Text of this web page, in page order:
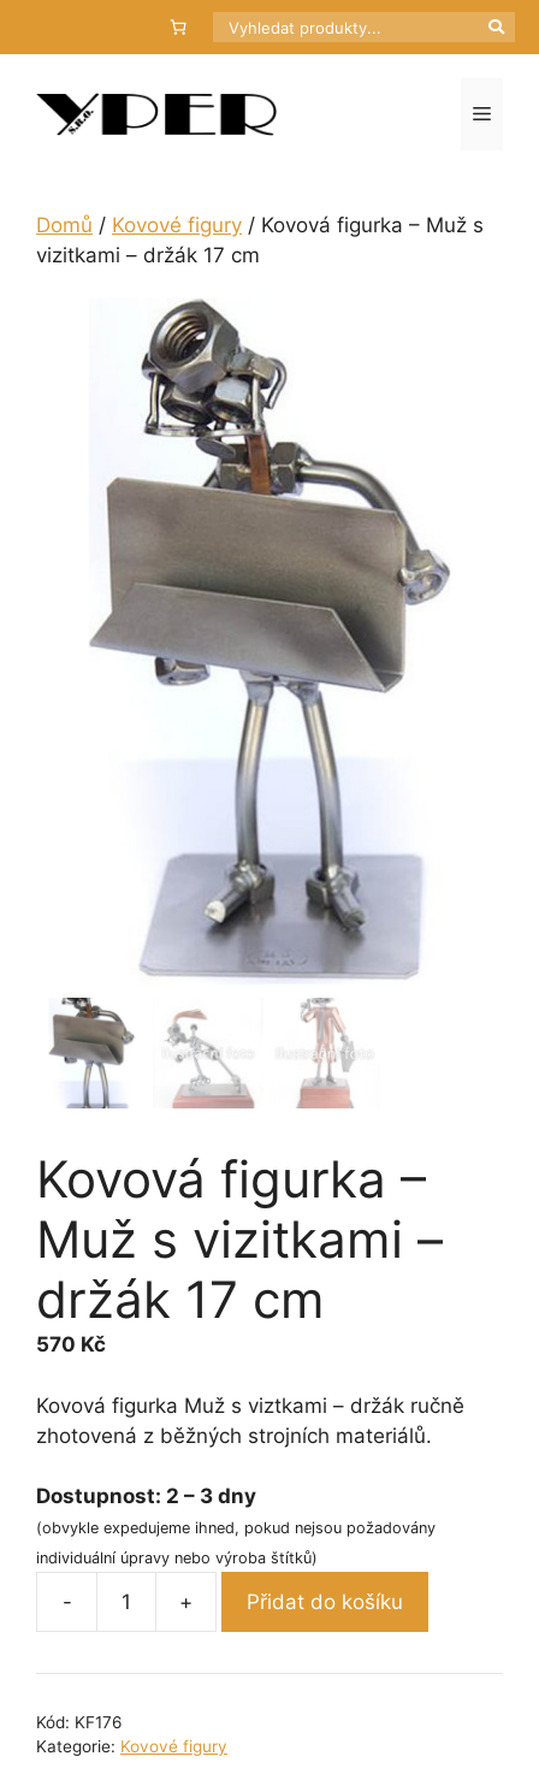
Hledat
Menu
Domů / Kovové figury / Kovová figurka – Muž s
vizitkami – držák 17 cm
Kovová figurka –
Muž s vizitkami –
držák 17 cm
570 Kč
Kovová figurka Muž s viztkami – držák ručně
zhotovená z běžných strojních materiálů.
Dostupnost: 2 – 3 dny
(obvykle expedujeme ihned, pokud nejsou požadovány
individuální úpravy nebo výroba štítků)
-
Kovová
-
+ Přidat do košíku
Kód: KF176
Kategorie: Kovové figury